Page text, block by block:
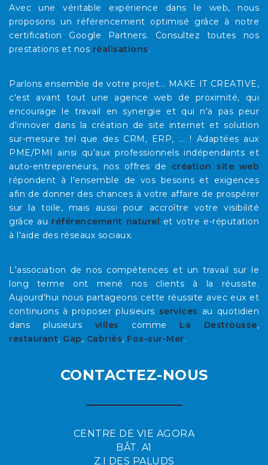
Avec une véritable expérience dans le web, nous
proposons un référencement optimisé grâce à notre
certification Google Partners. Consultez toutes nos
prestations et nos réalisations.
Parlons ensemble de votre projet... MAKE IT CREATIVE,
c'est avant tout une agence web de proximité, qui
encourage le travail en synergie et qui n'a pas peur
d'innover dans la création de site internet et solution
sur-mesure tel que des CRM, ERP, ... ! Adaptées aux
PME/PMI ainsi qu'aux professionnels indépendants et
auto-entrepreneurs, nos offres de création site web
répondent à l'ensemble de vos besoins et exigences
afin de donner des chances à votre affaire de prospérer
sur la toile, mais aussi pour accroître votre visibilité
grâce au référencement naturel et votre e-réputation
à l'aide des réseaux sociaux.
L'association de nos compétences et un travail sur le
long terme ont mené nos clients à la réussite.
Aujourd'hui nous partageons cette réussite avec eux et
continuons à proposer plusieurs services au quotidien
dans plusieurs villes comme La Destrousse,
restaurant, Gap, Cabriès, Fos-sur-Mer.
CONTACTEZ-NOUS
CENTRE DE VIE AGORA
BÂT. A1
Z.I DES PALUDS